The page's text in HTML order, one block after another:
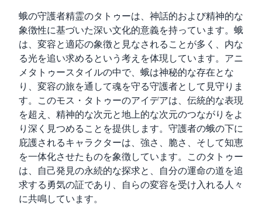
蛾の守護者精霊のタトゥーは、神話的および精神的な
象徴性に基づいた深い文化的意義を持っています。蛾
は、変容と適応の象徴と見なされることが多く、内な
る光を追い求めるという考えを体現しています。アニ
メタトゥースタイルの中で、蛾は神秘的な存在とな
り、変容の旅を通して魂を守る守護者として見守りま
す。このモス・タトゥーのアイデアは、伝統的な表現
を超え、精神的な次元と地上的な次元のつながりをよ
り深く見つめることを提供します。守護者の蛾の下に
庇護されるキャラクターは、強さ、脆さ、そして知恵
を一体化させたものを象徴しています。このタトゥー
は、自己発見の永続的な探求と、自分の運命の道を追
求する勇気の証であり、自らの変容を受け入れる人々
に共鳴しています。